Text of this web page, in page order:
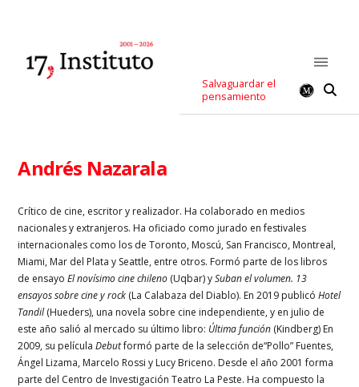
Salvaguardar el
pensamiento
Andrés Nazarala
Crítico de cine, escritor y realizador. Ha colaborado en medios
nacionales y extranjeros. Ha oficiado como jurado en festivales
internacionales como los de Toronto, Moscú, San Francisco, Montreal,
Miami, Mar del Plata y Seattle, entre otros. Formó parte de los libros
de ensayoEl novísimo cine chileno (Uqbar) ySuban el volumen. 13
ensayos sobre cine y rock (La Calabaza del Diablo). En 2019 publicóHotel
Tandil(Hueders), una novela sobre cine independiente, y en julio de
este año salió al mercado su último libro: Última función (Kindberg) En
2009, su películaDebutformó parte de la selección de“Pollo” Fuentes,
Ángel Lizama, Marcelo Rossi y Lucy Briceno. Desde el año 2001 forma
parte del Centro de Investigación Teatro La Peste. Ha compuesto la